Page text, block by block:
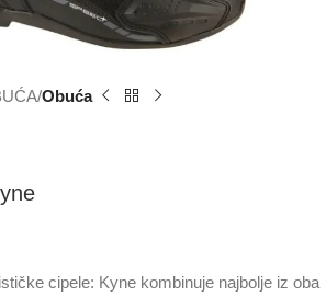
Obuća
cipele: Kyne kombinuje najbolje iz oba